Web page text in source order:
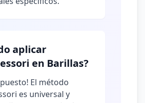
aplicar
en Barillas?
El método
es universal y